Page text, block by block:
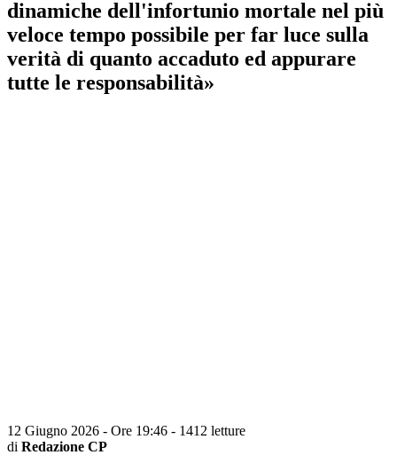
dinamiche dell'infortunio mortale nel più
veloce tempo possibile per far luce sulla
verità di quanto accaduto ed appurare
tutte le responsabilità»
12 Giugno 2026 - Ore 19:46 - 1412 letture
di Redazione CP